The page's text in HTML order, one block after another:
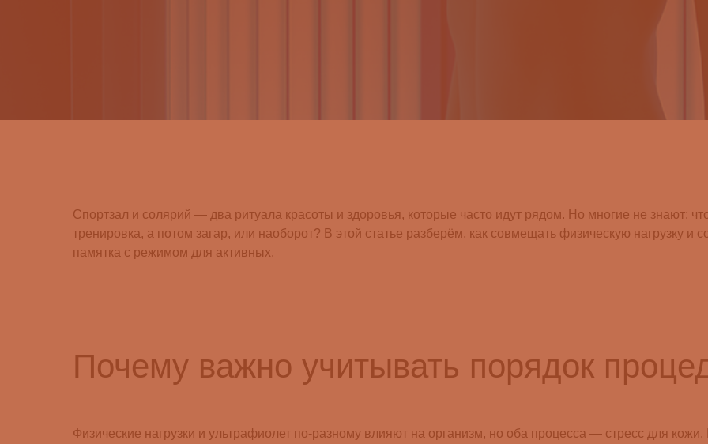
Спортзал и солярий — два ритуала красоты и здоровья, которые часто идут рядом. Но многие не знают:
тренировка, а потом загар, или наоборот? В этой статье разберём, как совмещать физическую нагрузку
памятка с режимом для активных.
Почему важно учитывать порядок
Физические нагрузки и ультрафиолет по-разному влияют на организм, но оба процесса — стресс для